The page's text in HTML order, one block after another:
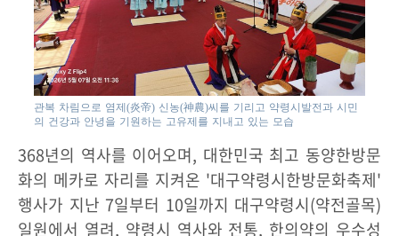
관복 차림으로 염제(炎帝) 신농(神農)씨를 기리고 약령시발전과 시민
의 건강과 안녕을 기원하는 고유제를 지내고 있는 모습
368년의 역사를 이어오며, 대한민국 최고 동양한방문
화의 메카로 자리를 지켜온 '대구약령시한방문화축제'
행사가 지난 7일부터 10일까지 대구약령시(약전골목)
일원에서 열려, 약령시 역사와 전통, 한의약의 우수성